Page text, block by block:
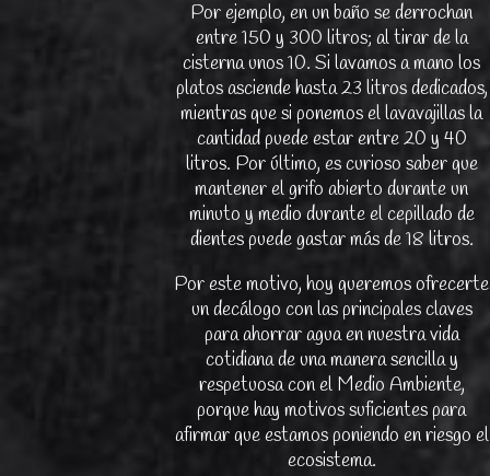
Por ejemplo, en un baño se derrochan
entre 150 y 300 litros; al tirar de la
cisterna unos 10. Si lavamos a mano los
platos asciende hasta 23 litros dedicados,
mientras que si ponemos el lavavajillas la
cantidad puede estar entre 20 y 40
litros. Por último, es curioso saber que
mantener el grifo abierto durante un
minuto y medio durante el cepillado de
dientes puede gastar más de 18 litros.
Por este motivo, hoy queremos ofrecerte
un decálogo con las principales claves
para ahorrar agua en nuestra vida
cotidiana de una manera sencilla y
respetuosa con el Medio Ambiente,
porque hay motivos suficientes para
afirmar que estamos poniendo en riesgo el
ecosistema.